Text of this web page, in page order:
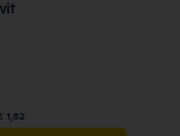
1,82